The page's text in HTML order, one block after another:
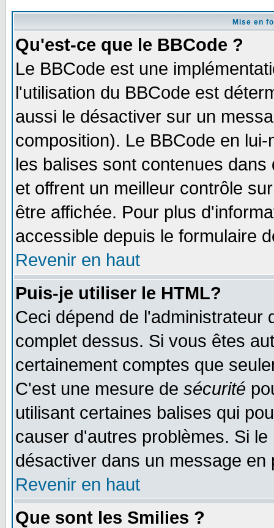
Mise en
Qu'est-ce que le BBCode ?
Le BBCode est une
l'utilisation du BBCode est
aussi le désactiver sur un
composition). Le BBCode en
les balises sont contenues
et offrent un meilleur contrôle
être affichée. Pour plus
accessible depuis le formulaire
Revenir en haut
Puis-je utiliser le HTML?
Ceci dépend de l'administrateur
complet dessus. Si vous êtes
certainement comptes que
C'est une mesure de sécurité
utilisant certaines balises qui
causer d'autres problèmes. Si
désactiver dans un message
Revenir en haut
Que sont les Smilies ?